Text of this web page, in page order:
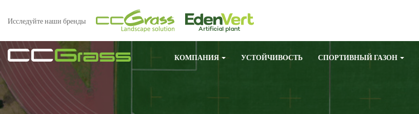
Исследуйте наши бренды
КОМПАНИЯ УСТОЙЧИВОСТЬ СПОРТИВНЫЙ ГАЗОН